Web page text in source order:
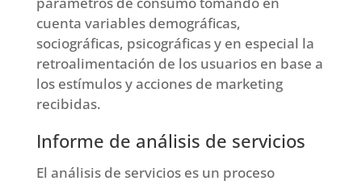
cuenta variables demográficas,
sociográficas, psicográficas y en especial la
retroalimentación de los usuarios en base a
los estímulos y acciones de marketing
recibidas.
Informe de análisis de servicios
El análisis de servicios es un proceso